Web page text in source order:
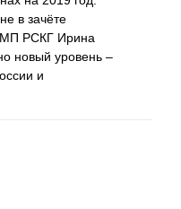
в зачёте
РСКГ Ирина
новый уровень –
и